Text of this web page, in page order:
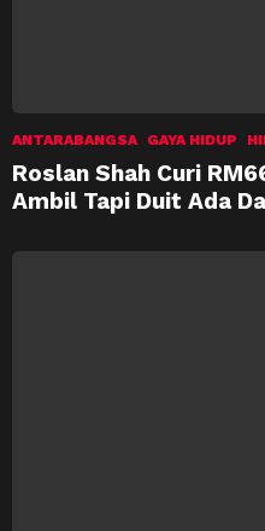
ANTARABANGSA GAYA HIDUP
Roslan Shah Curi
Ambil Tapi Duit Ada